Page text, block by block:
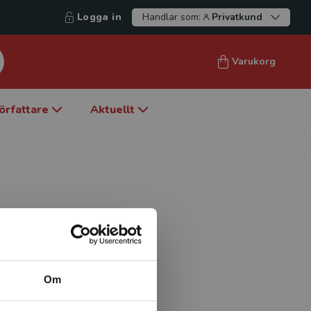
Om
Logga in Handlar som: Privatkund
Varukorg
Aktuellt
på Södertörns